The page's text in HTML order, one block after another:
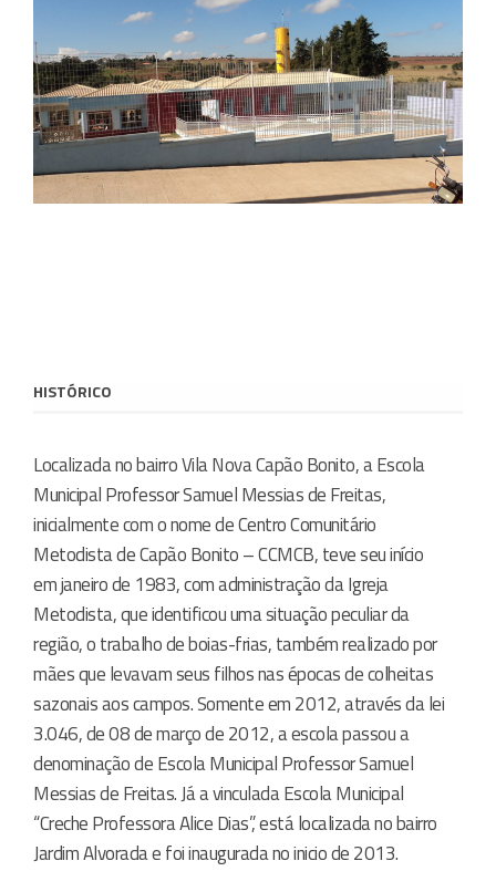
HISTÓRICO
Localizada no bairro Vila Nova Capão Bonito, a Escola
Municipal Professor Samuel Messias de Freitas,
inicialmente com o nome de Centro Comunitário
Metodista de Capão Bonito – CCMCB, teve seu início
em janeiro de 1983, com administração da Igreja
Metodista, que identificou uma situação peculiar da
região, o trabalho de boias-frias, também realizado por
mães que levavam seus filhos nas épocas de colheitas
sazonais aos campos. Somente em 2012, através da lei
3.046, de 08 de março de 2012, a escola passou a
denominação de Escola Municipal Professor Samuel
Messias de Freitas. Já a vinculada Escola Municipal
“Creche Professora Alice Dias”, está localizada no bairro
Jardim Alvorada e foi inaugurada no inicio de 2013.